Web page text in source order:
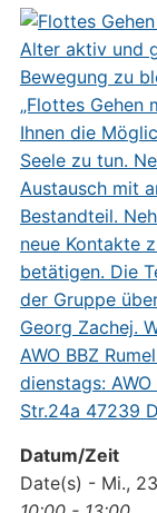
Datum/Zeit
Date(s) - Mi.,